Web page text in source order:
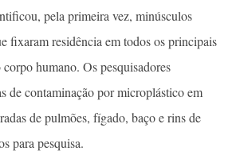
pela primeira vez, minúsculos
fixaram residência em todos os principais
humano. Os pesquisadores
de contaminação por microplástico em
de pulmões, fígado, baço e rins de
para pesquisa.